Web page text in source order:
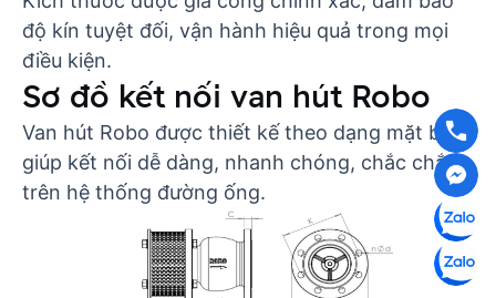
độ kín tuyệt đối, vận hành hiệu quả trong mọi
điều kiện.
Sơ đồ kết nối van hút Robo
Van hút Robo được thiết kế theo dạng mặt bích,
giúp kết nối dễ dàng, nhanh chóng, chắc chắn
trên hệ thống đường ống.